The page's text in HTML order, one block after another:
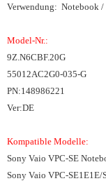
Verwendung: Notebook /
Model-Nr.:
9Z.N6CBF.20G
55012AC2G0-035-G
PN:148986221
Ver:DE
Kompatible Modelle:
Sony Vaio VPC-SE
Sony Vaio VPC-SE1E1E/